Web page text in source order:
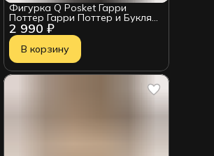
2 990 ₽
Фигурка Q Posket Гарри
Поттер Гарри Поттер и Букля
14см BP35894P
В корзину